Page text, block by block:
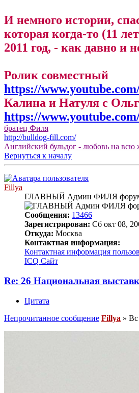
И немного истории,
которая когда-то (11
2011 год, - как давно и
Ролик совместный
https://
Калина и Натуля с
https://
братец Филя
http://bulldog-fill.com/
Английский бульдог - любовь на всю
Вернуться к началу
Fillya
ГЛАВНЫЙ Админ ФИЛЯ форума
Сообщения: 13466
Зарегистрирован: Сб окт 08,
Откуда: Москва
Контактная информация:
Контактная информация
ICQ Сайт
Re: 26 Национальная
Цитата
Непрочитанное сообщение Fillya » Вс